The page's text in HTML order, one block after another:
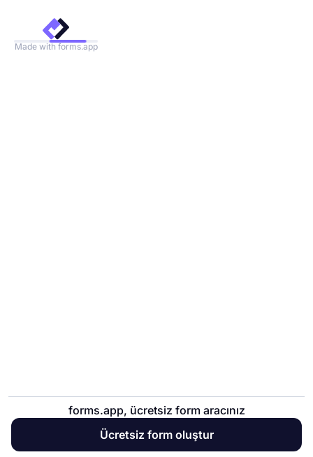
Ofis anket soruları
Ofis anket soruları, toplantılardan önce veya
toplantı sırasında ortamı yoklamanın düşük çaba
forms.app, ücretsiz form aracınız
Ücretsiz form oluştur